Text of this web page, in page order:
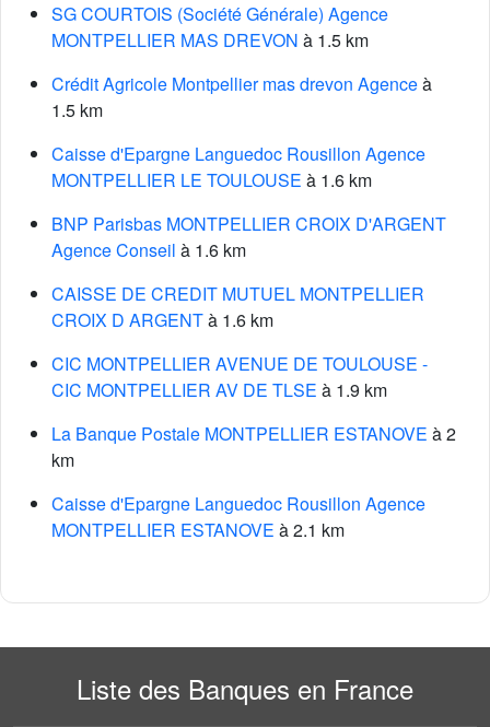
SG COURTOIS (Société Générale) Agence
MONTPELLIER MAS DREVON à 1.5 km
Crédit Agricole Montpellier mas drevon Agenceà
1.5 km
Caisse d'Epargne Languedoc Rousillon Agence
MONTPELLIER LE TOULOUSE à 1.6 km
BNP Parisbas MONTPELLIER CROIX D'ARGENT
Agence Conseil à 1.6 km
CAISSE DE CREDIT MUTUEL MONTPELLIER
CROIX D ARGENTà 1.6 km
CIC MONTPELLIER AVENUE DE TOULOUSE -
CIC MONTPELLIER AV DE TLSE à 1.9 km
La Banque Postale MONTPELLIER ESTANOVE à 2
km
Caisse d'Epargne Languedoc Rousillon Agence
MONTPELLIER ESTANOVE à 2.1 km
Liste des Banques en France